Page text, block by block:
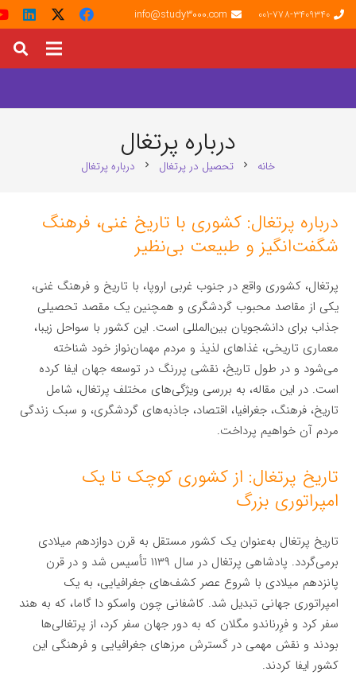
001-778-3409340
info@study3000.com
درباره پرتغال
خانه chevron_right تحصیل در پرتغال chevron_right درباره پرتغال
درباره پرتغال: کشوری با تاریخ غنی، فرهنگ
شگفت‌انگیز و طبیعت بی‌نظیر
پرتغال، کشوری واقع در جنوب غربی اروپا، با تاریخ و فرهنگ غنی،
یکی از مقاصد محبوب گردشگری و همچنین یک مقصد تحصیلی
جذاب برای دانشجویان بین‌المللی است. این کشور با سواحل زیبا،
معماری تاریخی، غذاهای لذیذ و مردم مهمان‌نواز خود شناخته
می‌شود و در طول تاریخ، نقشی پررنگ در توسعه جهان ایفا کرده
است. در این مقاله، به بررسی ویژگی‌های مختلف پرتغال، شامل
تاریخ، فرهنگ، جغرافیا، اقتصاد، جاذبه‌های گردشگری، و سبک زندگی
مردم آن خواهیم پرداخت.
تاریخ پرتغال: از کشوری کوچک تا یک
امپراتوری بزرگ
تاریخ پرتغال به‌عنوان یک کشور مستقل به قرن دوازدهم میلادی
برمی‌گردد. پادشاهی پرتغال در سال ۱۱۳۹ تأسیس شد و در قرن
پانزدهم میلادی با شروع عصر کشف‌های جغرافیایی، به یک
امپراتوری جهانی تبدیل شد. کاشفانی چون واسکو دا گاما، که به هند
سفر کرد و فرِرناندو مگلان که به دور جهان سفر کرد، از پرتغالی‌ها
بودند و نقش مهمی در گسترش مرزهای جغرافیایی و فرهنگی این
کشور ایفا کردند.